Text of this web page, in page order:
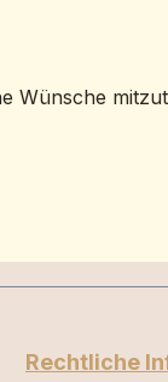
Wünsche
Rechtliche